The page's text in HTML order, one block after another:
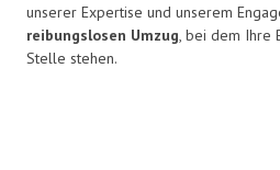
unserer Expertise und unserem
reibungslosen Umzug, bei dem Ihre
Stelle stehen.